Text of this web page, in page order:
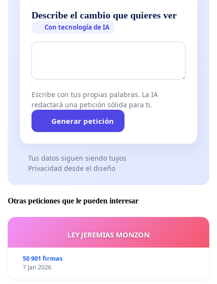
Describe el cambio que quieres ver
Con tecnología de IA
Escribe con tus propias palabras. La IA
redactará una petición sólida para ti.
Generar petición
Tus datos siguen siendo tuyos
Privacidad desde el diseño
Otras peticiones que le pueden interesar
LEY JEREMIAS MONZON
50 901 firmas
7 Jan 2026